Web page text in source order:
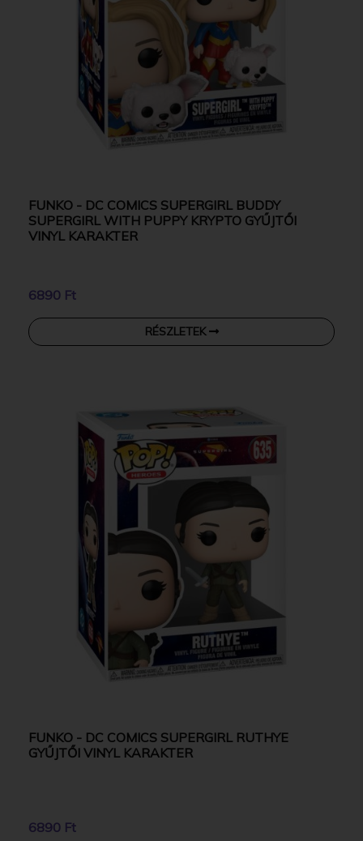
FUNKO - DC COMICS SUPERGIRL BUDDY
SUPERGIRL WITH PUPPY KRYPTO GYŰJTŐI
VINYL KARAKTER
6890 Ft
RÉSZLETEK
FUNKO - DC COMICS SUPERGIRL RUTHYE
GYŰJTŐI VINYL KARAKTER
6890 Ft